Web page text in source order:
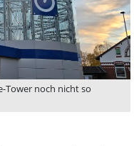
Tower noch nicht so